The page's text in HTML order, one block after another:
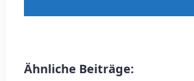
Ähnliche Beiträge: